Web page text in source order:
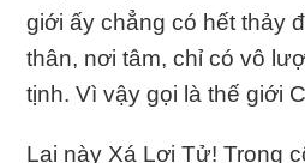
giới ấy chẳng có hết thảy
thân, nơi tâm, chỉ có vô
tịnh. Vì vậy gọi là thế giới
Lại này Xá Lợi Tử! Trong